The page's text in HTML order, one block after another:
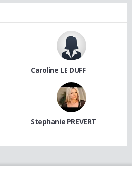
Caroline LE DUFF
Stephanie PREVERT